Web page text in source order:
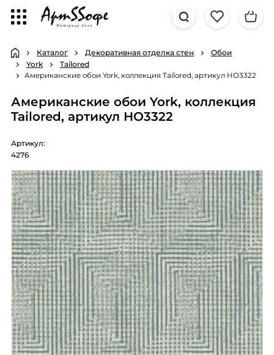
Каталог Декоративная отделка стен
Обои
York
Tailored
Американские обои York, коллекция Tailored, артикул HO3322
Американские обои York, коллекция
Tailored, артикул HO3322
Артикул:
4276